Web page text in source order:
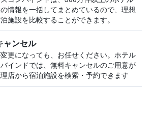
情報を一括してまとめているので、理想
施設を比較することができます。
ャンセル
更になっても、お任せください。ホテル
インドでは、無料キャンセルのご用意が
店から宿泊施設を検索・予約できます